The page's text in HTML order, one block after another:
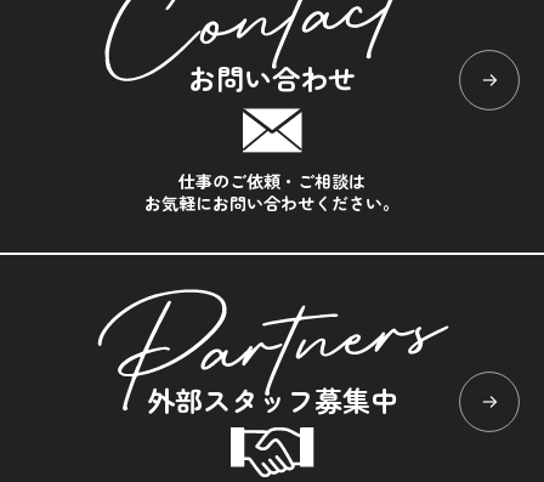
お問い合わせ
仕事のご依頼・ご相談は
お気軽にお問い合わせください。
外部スタッフ募集中